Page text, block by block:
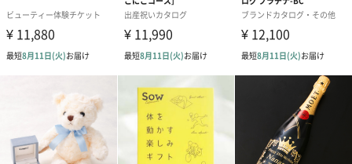
スイーツ
スイーツを同梱してお届けいたします。ギフトへの＋αにおすすめ
です。